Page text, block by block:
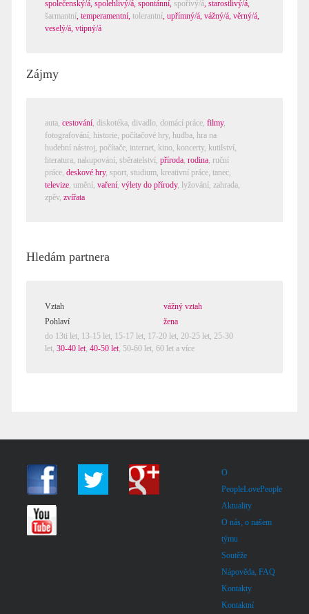
společenský/á, spolehlivý/á, spontánní, spořivý/á, starostlivý/á,
šarmantní, temperamentní, tolerantní, upřímný/á, vážný/á, věrný/á,
veselý/á, vtipný/á
Zájmy
auta, cestování, diskotéka, divadlo, domácí práce, filmy,
fotografování, historie, počítačové hry, hudba, hra na
hudební nástroj, počítače, internet, kino, koncerty, kutilství,
literatura, nakupování, sběratelství, příroda, rodina, ruční
práce, deskové hry, sport, studium, kreativní práce, tanec,
televize, umění, vaření, výlety do přírody, lyžování, zahrada,
zpěv, zvířata
Hledám partnera
Vztah
vážný vztah
Pohlaví
žena
do 13ti let, 13-15 let, 15-17 let, 17-20 let, 20-25 let, 25-30
let, 30-40 let, 40-50 let, 50-60 let, 60 let a více
O
PeopleLovePeople
Aktuality
O nás, o našem
týmu
Soutěže
Nápověda, FAQ
Kontakty
Kontaktní